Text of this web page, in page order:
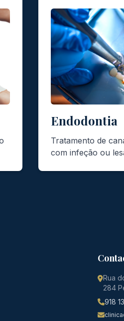
Endodontia
Tratamento de
com infeção ou
Rua
284
918